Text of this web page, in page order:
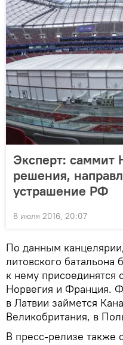
Эксперт: саммит
решения,
устрашение РФ
8 июля 2016, 20:07
По данным
литовского батальона
к нему присоединятся
Норвегия и Франция.
в Латвии займется
Великобритания, в
В пресс-релизе также